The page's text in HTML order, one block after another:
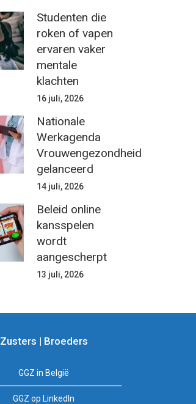
Studenten die
roken of vapen
ervaren vaker
mentale
klachten
16 juli, 2026
Nationale
Werkagenda
Vrouwengezondheid
gelanceerd
14 juli, 2026
Beleid online
kansspelen
wordt
aangescherpt
13 juli, 2026
Zusters | Broeders
GGZ in België
GGZ op LinkedIn